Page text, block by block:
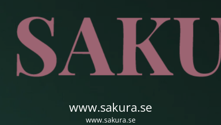
www.sakura.se
www.sakura.se